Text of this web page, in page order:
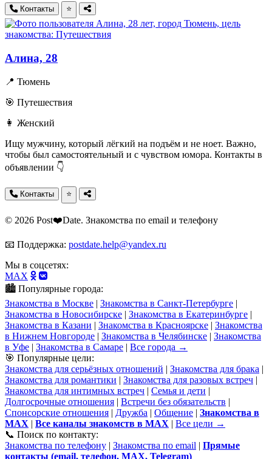
Контакты ⭐
Алина, 28
📍 Тюмень
🎯 Путешествия
👩 Женский
Ищу мужчину, который лёгкий на подъём и не ноет. Важно,
чтобы был самостоятельный и с чувством юмора. Контакты в
объявлении 👇
Контакты ⭐
© 2026 Post❤️Date. Знакомства по email и телефону
📧 Поддержка: postdate.help@yandex.ru
Мы в соцсетях:
MAX
🏙️ Популярные города:
Знакомства в Москве | Знакомства в Санкт-Петербурге |
Знакомства в Новосибирске | Знакомства в Екатеринбурге |
Знакомства в Казани | Знакомства в Красноярске | Знакомства
в Нижнем Новгороде | Знакомства в Челябинске | Знакомства
в Уфе | Знакомства в Самаре | Все города →
🎯 Популярные цели:
Знакомства для серьёзных отношений | Знакомства для брака |
Знакомства для романтики | Знакомства для разовых встреч |
Знакомства для интимных встреч | Семья и дети |
Долгосрочные отношения | Встречи без обязательств |
Спонсорские отношения | Дружба | Общение | Знакомства в
MAX | Все каналы знакомств в MAX | Все цели →
📞 Поиск по контакту:
Знакомства по телефону | Знакомства по email | Прямые
контакты (email, телефон, MAX, Telegram)